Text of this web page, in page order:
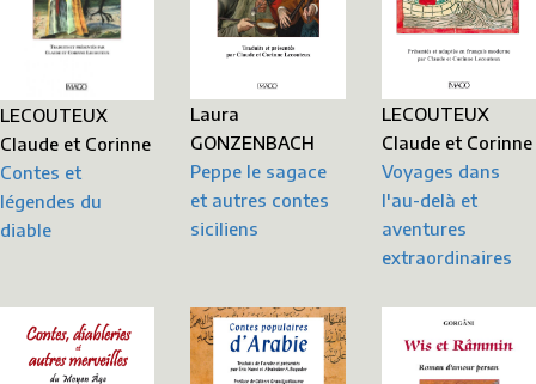
LECOUTEUX
Claude et Corinne
Contes et
légendes du
diable
Laura
GONZENBACH
Peppe le sagace
et autres contes
siciliens
LECOUTEUX
Claude et Corinne
Voyages dans
l'au-delà et
aventures
extraordinaires